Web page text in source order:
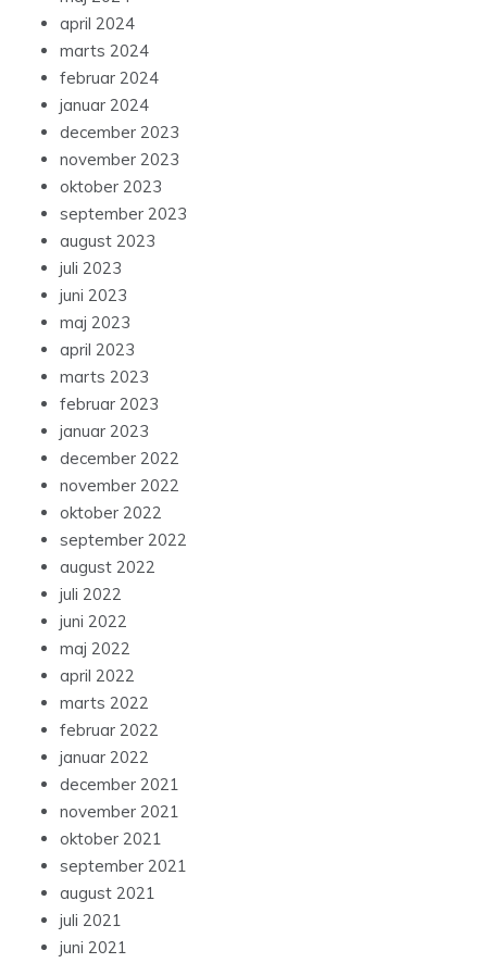
april 2024
marts 2024
februar 2024
januar 2024
december 2023
november 2023
oktober 2023
september 2023
august 2023
juli 2023
juni 2023
maj 2023
april 2023
marts 2023
februar 2023
januar 2023
december 2022
november 2022
oktober 2022
september 2022
august 2022
juli 2022
juni 2022
maj 2022
april 2022
marts 2022
februar 2022
januar 2022
december 2021
november 2021
oktober 2021
september 2021
august 2021
juli 2021
juni 2021